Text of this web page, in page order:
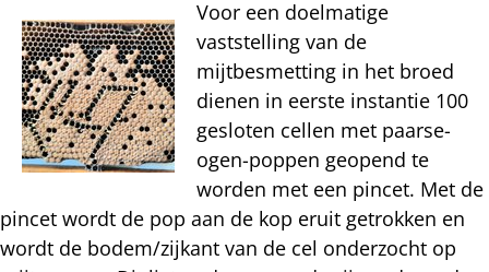
Voor een doelmatige
vaststelling van de
mijtbesmetting in het broed
dienen in eerste instantie 100
gesloten cellen met paarse-
ogen-poppen geopend te
worden met een pincet. Met de
pincet wordt de pop aan de kop eruit getrokken en
wordt de bodem/zijkant van de cel onderzocht op